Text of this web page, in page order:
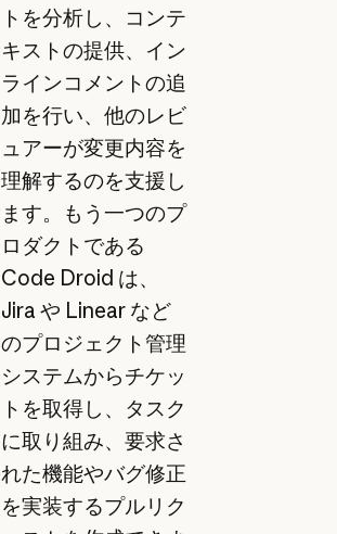
トを分析し、コンテ
キストの提供、イン
ラインコメントの追
加を行い、他のレビ
ュアーが変更内容を
理解するのを支援し
ます。もう一つのプ
ロダクトである
Code Droid は、
Jira や Linear など
のプロジェクト管理
システムからチケッ
トを取得し、タスク
に取り組み、要求さ
れた機能やバグ修正
を実装するプルリク